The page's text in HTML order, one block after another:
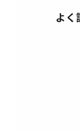
よく